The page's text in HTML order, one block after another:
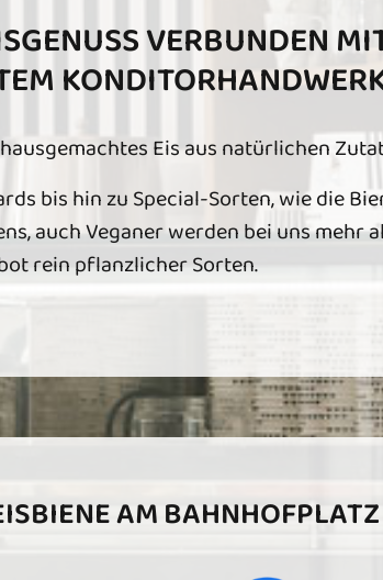
VERBUNDEN
Eis aus natürlichen
bis hin zu Special-Sorten, wie die
auch Veganer werden bei uns mehr
rein pflanzlicher Sorten.
AM